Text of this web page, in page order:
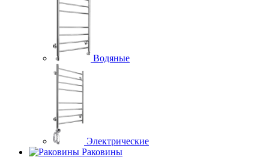
Водяные
Электрические
Раковины